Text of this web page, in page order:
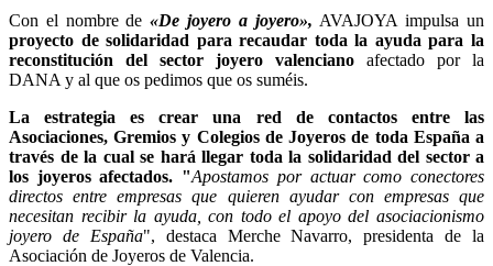
Con el nombre de«De joyero a joyero», AVAJOYA impulsa un
proyecto de solidaridad para recaudar toda la ayuda para la
reconstitución del sector joyero valenciano afectado por la
DANA y al que os pedimos que os suméis.
La estrategia es crear una red de contactos entre las
Asociaciones, Gremios y Colegios de Joyeros de toda España a
través de la cual se hará llegar toda la solidaridad del sector a
los joyeros afectados. "Apostamos por actuar como conectores
directos entre empresas que quieren ayudar con empresas que
necesitan recibir la ayuda, con todo el apoyo del asociacionismo
joyero de España", destaca Merche Navarro, presidenta de la
Asociación de Joyeros de Valencia.